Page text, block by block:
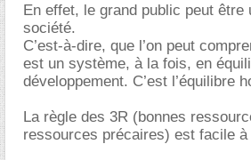
En effet, le grand public peut être
société.
C’est-à-dire, que l’on peut
est un système, à la fois, en
développement. C’est l’équilibre
La règle des 3R (bonnes
ressources précaires) est facile à